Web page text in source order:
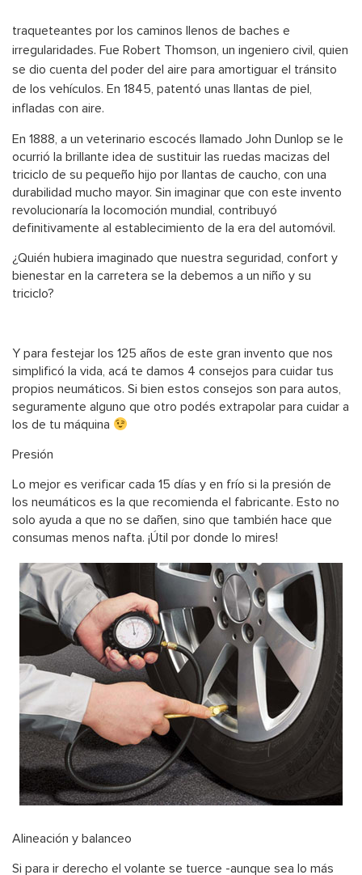
traqueteantes por los caminos llenos de baches e
irregularidades. Fue Robert Thomson, un ingeniero civil, quien
se dio cuenta del poder del aire para amortiguar el tránsito
de los vehículos. En 1845, patentó unas llantas de piel,
infladas con aire.
En 1888, a un veterinario escocés llamado John Dunlop se le
ocurrió la brillante idea de sustituir las ruedas macizas del
triciclo de su pequeño hijo por llantas de caucho, con una
durabilidad mucho mayor. Sin imaginar que con este invento
revolucionaría la locomoción mundial, contribuyó
definitivamente al establecimiento de la era del automóvil.
¿Quién hubiera imaginado que nuestra seguridad, confort y
bienestar en la carretera se la debemos a un niño y su
triciclo?
Y para festejar los 125 años de este gran invento que nos
simplificó la vida, acá te damos 4 consejos para cuidar tus
propios neumáticos. Si bien estos consejos son para autos,
seguramente alguno que otro podés extrapolar para cuidar a
los de tu máquina
Presión
Lo mejor es verificar cada 15 días y en frío si la presión de
los neumáticos es la que recomienda el fabricante. Esto no
solo ayuda a que no se dañen, sino que también hace que
consumas menos nafta. ¡Útil por donde lo mires!
Alineación y balanceo
Si para ir derecho el volante se tuerce -aunque sea lo más